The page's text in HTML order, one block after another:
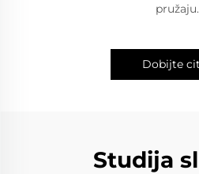
pružaju.
Dobijte
Studija